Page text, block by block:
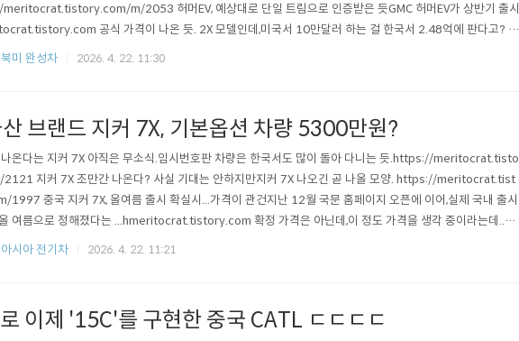
m/2053 허머EV, 예상대로 단일 트림으로 인증받은 듯GMC 허머EV가 상반기 출시
공식 가격이 나온 듯. 2X 모델인데,미국서 10만달러 하는 걸 한국서 2.48억에 판다고? 도
가 안되는 가격이다. 심지어 GM정비센터도 개판 오분전인데,프리미엄급 전기차 수리 대응이 가능하다고 보
미 완성차 2026. 4. 22. 11:30
브랜드 지커 7X, 기본옵션 차량 5300만원?
온다는 지커 7X 아직은 무소식.임시번호판 차량은 한국서도 많이 돌아 다니는 듯.https://meritocrat.tisto
지커 7X 조만간 나온다? 사실 기대는 안하지만지커 7X 나오긴 곧 나올 모양. https://meritocrat.tist
1997 중국 지커 7X, 올여름 출시 확실시...가격이 관건지난 12월 국문 홈페이지 오픈에 이어,실제 국내 출시
여름으로 정해졌다는 ...hmeritocrat.tistory.com 확정 가격은 아닌데,이 정도 가격을 생각 중이라는데..최
만원. 보조금 100% 못받는 구간에 이게 강행 가능? https://www.autodaily.co.kr/news/articleView.ht
시아 전기차 2026. 4. 22. 11:21
이제 '15C'를 구현한 중국 CATL ㄷㄷㄷㄷ